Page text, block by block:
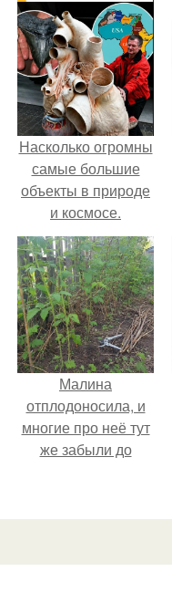
Насколько огромны
самые большие
объекты в природе
и космосе.
Малина
отплодоносила, и
многие про неё тут
же забыли до